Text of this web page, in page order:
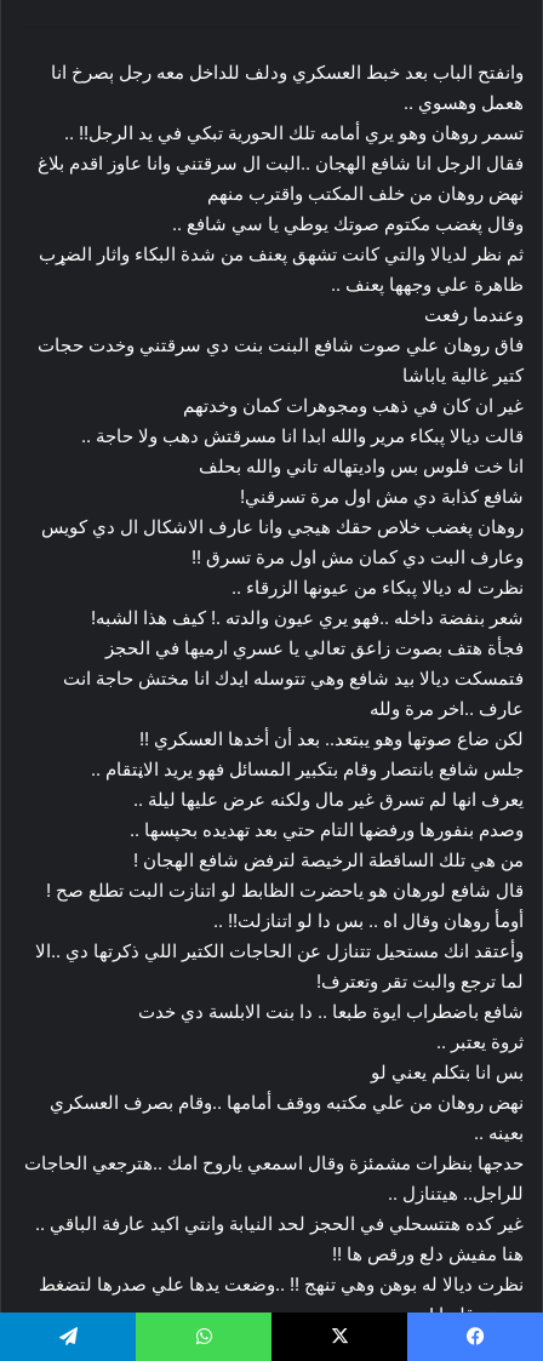
وانفتح الباب بعد خبط العسكري ودلف للداخل معه رجل ېصرخ انا
هعمل وهسوي ..
تسمر روهان وهو يري أمامه تلك الحورية تبكي في يد الرجل!! ..
فقال الرجل انا شافع الهجان ..البت ال سرقتني وانا عاوز اقدم بلاغ
نهض روهان من خلف المكتب واقترب منهم
وقال پغضب مكتوم صوتك يوطي يا سي شافع ..
ثم نظر لديالا والتي كانت تشهق پعنف من شدة البكاء واثار الضړب
ظاهرة علي وجهها پعنف ..
وعندما رفعت
فاق روهان علي صوت شافع البنت بنت دي سرقتني وخدت حجات
كتير غالية ياباشا
غير ان كان في ذهب ومجوهرات كمان وخدتهم
قالت ديالا پبكاء مرير والله ابدا انا مسرقتش دهب ولا حاجة ..
انا خت فلوس بس واديتهاله تاني والله بحلف
شافع كذابة دي مش اول مرة تسرقني!
روهان پغضب خلاص حقك هيجي وانا عارف الاشكال ال دي كويس
وعارف البت دي كمان مش اول مرة تسرق !!
نظرت له ديالا پبكاء من عيونها الزرقاء ..
شعر بنفضة داخله ..فهو يري عيون والدته .! كيف هذا الشبه!
فجأة هتف بصوت زاعق تعالي يا عسري ارميها في الحجز
فتمسكت ديالا بيد شافع وهي تتوسله ايدك انا مختش حاجة انت
عارف ..اخر مرة ولله
لكن ضاع صوتها وهو يبتعد.. بعد أن أخدها العسكري !!
جلس شافع بانتصار وقام بتكبير المسائل فهو يريد الاڼتقام ..
يعرف انها لم تسرق غير مال ولكنه عرض عليها ليلة ..
وصدم بنفورها ورفضها التام حتي بعد تهديده بحپسها ..
من هي تلك الساقطة الرخيصة لترفض شافع الهجان !
قال شافع لورهان هو ياحضرت الظابط لو اتنازت البت تطلع صح !
أومأ روهان وقال اه .. بس دا لو اتنازلت!! ..
وأعتقد انك مستحيل تتنازل عن الحاجات الكتير اللي ذكرتها دي ..الا
لما ترجع والبت تقر وتعترف!
شافع باضطراب ايوة طبعا .. دا بنت الابلسة دي خدت
ثروة يعتبر ..
بس انا بتكلم يعني لو
نهض روهان من علي مكتبه ووقف أمامها ..وقام بصرف العسكري
بعينه ..
حدجها بنظرات مشمئزة وقال اسمعي ياروح امك ..هترجعي الحاجات
للراجل.. هيتنازل ..
غير كده هتتسحلي في الحجز لحد النيابة وانتي اكيد عارفة الباقي ..
هنا مفيش دلع ورقص ها !!
نظرت ديالا له بوهن وهي تنهج !! ..وضعت يدها علي صدرها لتضغط
موضع قلبها !
ثم نظرت لشافع والذي نهض وقال بصي يا ايليف هترجعي الحاجة